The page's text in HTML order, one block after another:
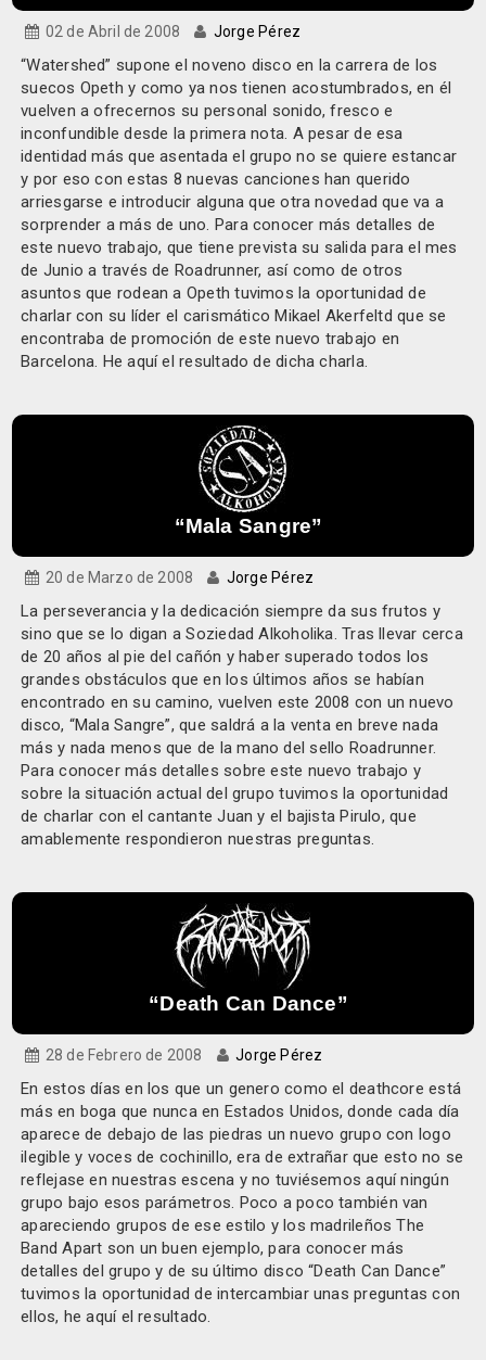
02 de Abril de 2008 Jorge Pérez
“Watershed” supone el noveno disco en la carrera de los
suecos Opeth y como ya nos tienen acostumbrados, en él
vuelven a ofrecernos su personal sonido, fresco e
inconfundible desde la primera nota. A pesar de esa
identidad más que asentada el grupo no se quiere estancar
y por eso con estas 8 nuevas canciones han querido
arriesgarse e introducir alguna que otra novedad que va a
sorprender a más de uno. Para conocer más detalles de
este nuevo trabajo, que tiene prevista su salida para el mes
de Junio a través de Roadrunner, así como de otros
asuntos que rodean a Opeth tuvimos la oportunidad de
charlar con su líder el carismático Mikael Akerfeltd que se
encontraba de promoción de este nuevo trabajo en
Barcelona. He aquí el resultado de dicha charla.
“Mala Sangre”
20 de Marzo de 2008 Jorge Pérez
La perseverancia y la dedicación siempre da sus frutos y
sino que se lo digan a Soziedad Alkoholika. Tras llevar cerca
de 20 años al pie del cañón y haber superado todos los
grandes obstáculos que en los últimos años se habían
encontrado en su camino, vuelven este 2008 con un nuevo
disco, “Mala Sangre”, que saldrá a la venta en breve nada
más y nada menos que de la mano del sello Roadrunner.
Para conocer más detalles sobre este nuevo trabajo y
sobre la situación actual del grupo tuvimos la oportunidad
de charlar con el cantante Juan y el bajista Pirulo, que
amablemente respondieron nuestras preguntas.
“Death Can Dance”
28 de Febrero de 2008 Jorge Pérez
En estos días en los que un genero como el deathcore está
más en boga que nunca en Estados Unidos, donde cada día
aparece de debajo de las piedras un nuevo grupo con logo
ilegible y voces de cochinillo, era de extrañar que esto no se
reflejase en nuestras escena y no tuviésemos aquí ningún
grupo bajo esos parámetros. Poco a poco también van
apareciendo grupos de ese estilo y los madrileños The
Band Apart son un buen ejemplo, para conocer más
detalles del grupo y de su último disco “Death Can Dance”
tuvimos la oportunidad de intercambiar unas preguntas con
ellos, he aquí el resultado.